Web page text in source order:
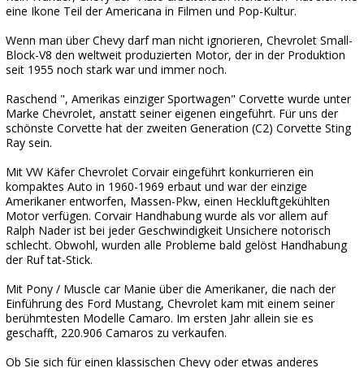
eine Ikone Teil der Americana in Filmen und Pop-Kultur.
Wenn man über Chevy darf man nicht ignorieren, Chevrolet Small-
Block-V8 den weltweit produzierten Motor, der in der Produktion
seit 1955 noch stark war und immer noch.
Raschend ", Amerikas einziger Sportwagen" Corvette wurde unter
Marke Chevrolet, anstatt seiner eigenen eingeführt. Für uns der
schönste Corvette hat der zweiten Generation (C2) Corvette Sting
Ray sein.
Mit VW Käfer Chevrolet Corvair eingeführt konkurrieren ein
kompaktes Auto in 1960-1969 erbaut und war der einzige
Amerikaner entworfen, Massen-Pkw, einen Heckluftgekühlten
Motor verfügen. Corvair Handhabung wurde als vor allem auf
Ralph Nader ist bei jeder Geschwindigkeit Unsichere notorisch
schlecht. Obwohl, wurden alle Probleme bald gelöst Handhabung
der Ruf tat-Stick.
Mit Pony / Muscle car Manie über die Amerikaner, die nach der
Einführung des Ford Mustang, Chevrolet kam mit einem seiner
berühmtesten Modelle Camaro. Im ersten Jahr allein sie es
geschafft, 220.906 Camaros zu verkaufen.
Ob Sie sich für einen klassischen Chevy oder etwas anderes